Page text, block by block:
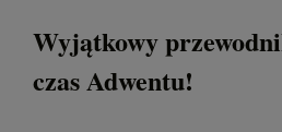
Wyjątkowy
czas Adwentu!